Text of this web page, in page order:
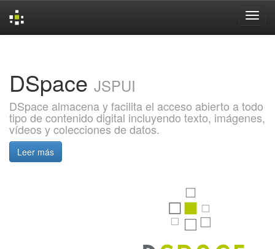
DSpace JSPUI
DSpace almacena y facilita el acceso abierto a todo
tipo de contenido digital incluyendo texto, imágenes,
vídeos y colecciones de datos.
Leer más